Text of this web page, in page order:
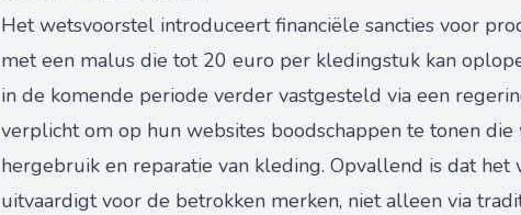
Het wetsvoorstel introduceert financiële sancties voor
met een malus die tot 20 euro per kledingstuk kan
in de komende periode verder vastgesteld via een
verplicht om op hun websites boodschappen te tonen
hergebruik en reparatie van kleding. Opvallend is dat
uitvaardigt voor de betrokken merken, niet alleen via